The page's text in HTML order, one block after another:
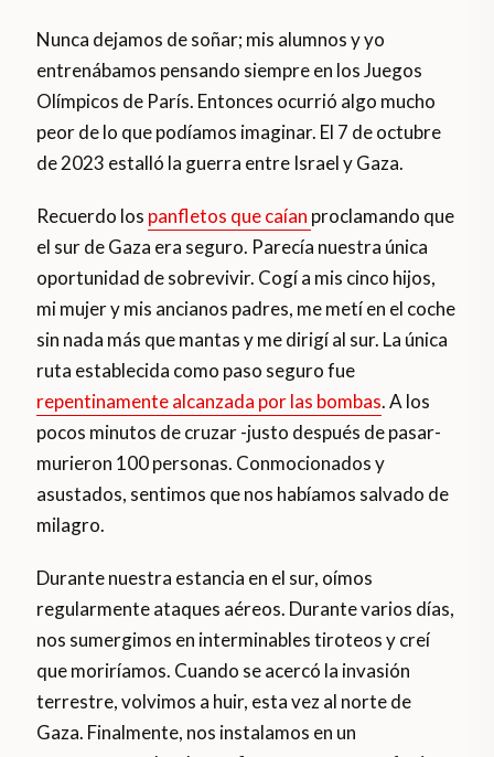
Nunca dejamos de soñar; mis alumnos y yo
entrenábamos pensando siempre en los Juegos
Olímpicos de París. Entonces ocurrió algo mucho
peor de lo que podíamos imaginar. El 7 de octubre
de 2023 estalló la guerra entre Israel y Gaza.
Recuerdo los panfletos que caían proclamando que
el sur de Gaza era seguro. Parecía nuestra única
oportunidad de sobrevivir. Cogí a mis cinco hijos,
mi mujer y mis ancianos padres, me metí en el coche
sin nada más que mantas y me dirigí al sur. La única
ruta establecida como paso seguro fue
repentinamente alcanzada por las bombas. A los
pocos minutos de cruzar -justo después de pasar-
murieron 100 personas. Conmocionados y
asustados, sentimos que nos habíamos salvado de
milagro.
Durante nuestra estancia en el sur, oímos
regularmente ataques aéreos. Durante varios días,
nos sumergimos en interminables tiroteos y creí
que moriríamos. Cuando se acercó la invasión
terrestre, volvimos a huir, esta vez al norte de
Gaza. Finalmente, nos instalamos en un